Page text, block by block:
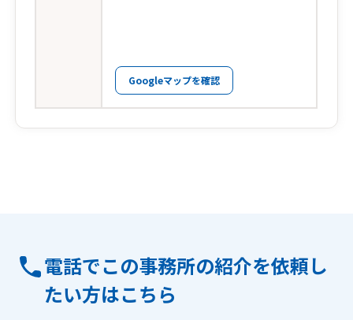
Googleマップを確認
電話でこの事務所の紹介を依頼し
たい方はこちら